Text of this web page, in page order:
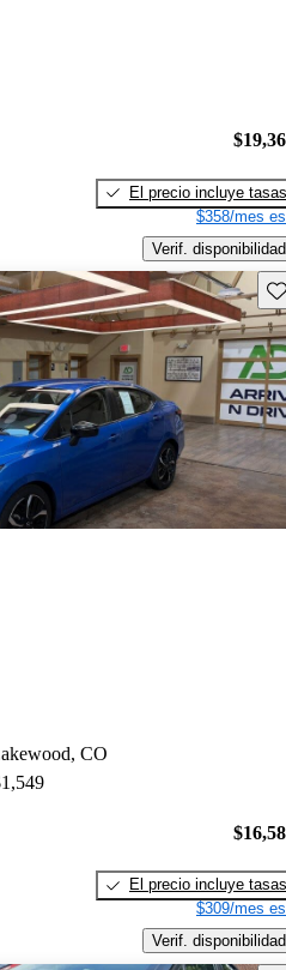
El precio incluye tasas
$358/mes
Verif. disponibilidad
CO
El precio incluye tasas
$309/mes
Verif. disponibilidad